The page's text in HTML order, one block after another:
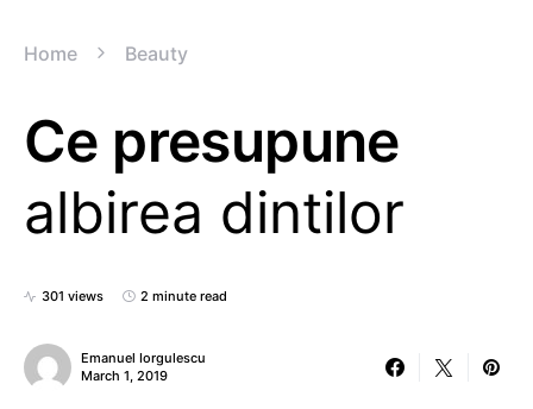
Home Beauty
Ce presupune
albirea dintilor
301 views 2 minute read
Emanuel Iorgulescu
March 1, 2019